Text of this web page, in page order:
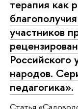
терапия как
участников
Российского
народов.
педагогика».
Статья